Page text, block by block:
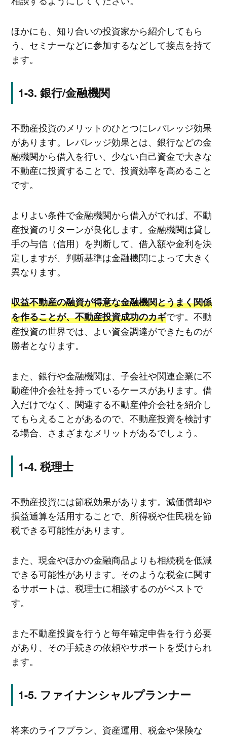
ほかにも、知り合いの投資家から紹介してもら
う、セミナーなどに参加するなどして接点を持て
ます。
銀行/金融機関
不動産投資のメリットのひとつにレバレッジ効果
があります。レバレッジ効果とは、銀行などの金
融機関から借入を行い、少ない自己資金で大きな
不動産に投資することで、投資効率を高めること
です。
よりよい条件で金融機関から借入がでれば、不動
産投資のリターンが良化します。金融機関は貸し
手の与信（信用）を判断して、借入額や金利を決
定しますが、判断基準は金融機関によって大きく
異なります。
収益不動産の融資が得意な金融機関とうまく関係
を作ることが、不動産投資成功のカギです。不動
産投資の世界では、よい資金調達ができたものが
勝者となります。
また、銀行や金融機関は、子会社や関連企業に不
動産仲介会社を持っているケースがあります。借
入だけでなく、関連する不動産仲介会社を紹介し
てもらえることがあるので、不動産投資を検討す
る場合、さまざまなメリットがあるでしょう。
税理士
不動産投資には節税効果があります。減価償却や
損益通算を活用することで、所得税や住民税を節
税できる可能性があります。
また、現金やほかの金融商品よりも相続税を低減
できる可能性があります。そのような税金に関す
るサポートは、税理士に相談するのがベストで
す。
また不動産投資を行うと毎年確定申告を行う必要
があり、その手続きの依頼やサポートを受けられ
ます。
ファイナンシャルプランナー
将来のライフプラン、資産運用、税金や保険な